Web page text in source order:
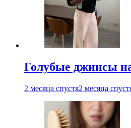
Голубые джинсы
2 месяца спустя2 месяца